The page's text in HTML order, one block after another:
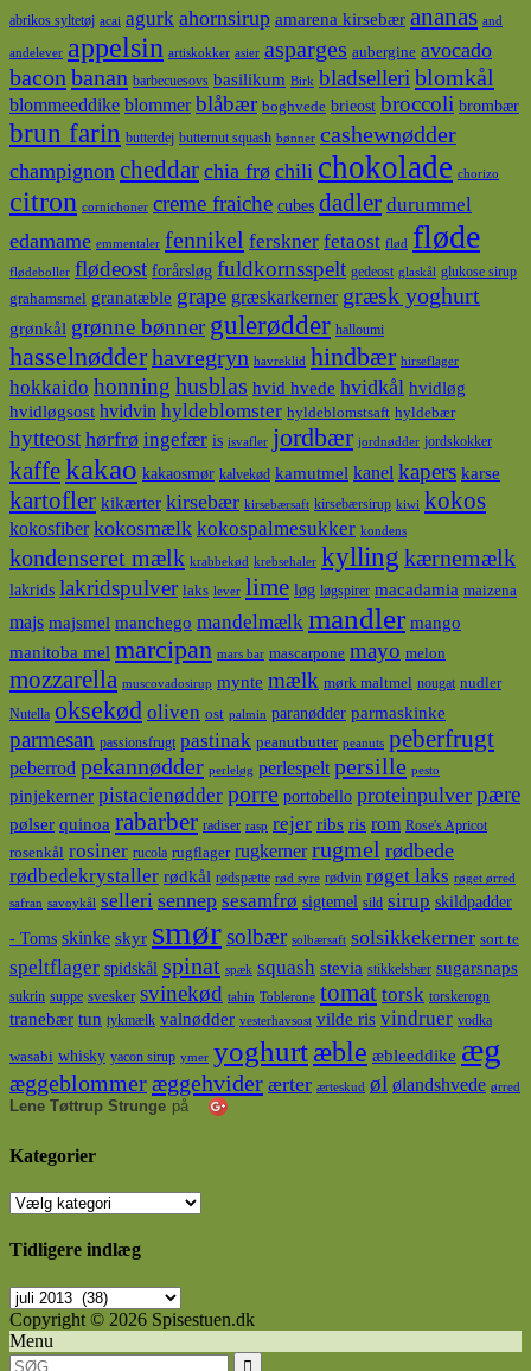
abrikos syltetøj acai agurk ahornsirup amarena kirsebær ananas and
andelever appelsin artiskokker asier asparges aubergine avocado
bacon banan barbecuesovs basilikum Birk bladselleri blomkål
blommeeddike blommer blåbær boghvede brieost broccoli brombær
brun farin butterdej butternut squash bønner cashewnødder
champignon cheddar chia frø chili chokolade chorizo
citron cornichoner creme fraiche cubes dadler durummel
edamame emmentaler fennikel ferskner fetaost flød fløde
flødeboller flødeost forårsløg fuldkornsspelt gedeost glaskål glukose sirup
grahamsmel granatæble grape græskarkerner græsk yoghurt
grønkål grønne bønner gulerødder halloumi
hasselnødderhavregryn havreklid hindbær hirseflager
hokkaido honning husblas hvid hvede hvidkål hvidløg
hvidløgsost hvidvin hyldeblomster hyldeblomstsaft hyldebær
hytteost hørfrø ingefær is isvafler jordbær jordnødder jordskokker
kaffekakao kakaosmør kalvekød kamutmel kanel kapers karse
kartofler kikærter kirsebær kirsebærsaft kirsebærsirup kiwi kokos
kokosfiber kokosmælk kokospalmesukker kondens
kondenseret mælk krabbekød krebsehaler kylling kærnemælk
lakrids lakridspulver laks lever lime løg løgspirer macadamia maizena
majs majsmel manchego mandelmælk mandler mango
manitoba mel marcipan mars bar mascarpone mayo melon
mozzarella muscovadosirup mynte mælk mørk maltmel nougat nudler
Nutella oksekød oliven ost palmin paranødder parmaskinke
parmesan passionsfrugt pastinak peanutbutter peanuts peberfrugt
peberrod pekannødder perleløg perlespelt persille pesto
pinjekerner pistacienødder porre portobello proteinpulver pære
pølser quinoa rabarber radiser rasp rejer ribs ris rom Rose's Apricot
rosenkål rosiner rucola rugflager rugkerner rugmel rødbede
rødbedekrystaller rødkål rødspætte rød syre rødvin røget laks røget ørred
safran savoykål selleri sennep sesamfrø sigtemel sild sirup skildpadder
- Toms skinke skyr smørsolbær solbærsaft solsikkekerner sort te
speltflager spidskål spinat spæk squash stevia stikkelsbær sugarsnaps
sukrin suppe svesker svinekød tahin Toblerone tomat torsk torskerogn
tranebær tun tykmælk valnødder vesterhavsost vilde ris vindruer vodka
wasabi whisky yacon sirup ymer yoghurtæble æbleeddike æg
æggeblommeræggehvider ærter ærteskud øl ølandshvede ørred
Lene Tøttrup Strunge på
Kategorier
Kategorier
Tidligere indlæg
Tidligere
indlæg
Copyright © 2026 Spisestuen.dk
Menu